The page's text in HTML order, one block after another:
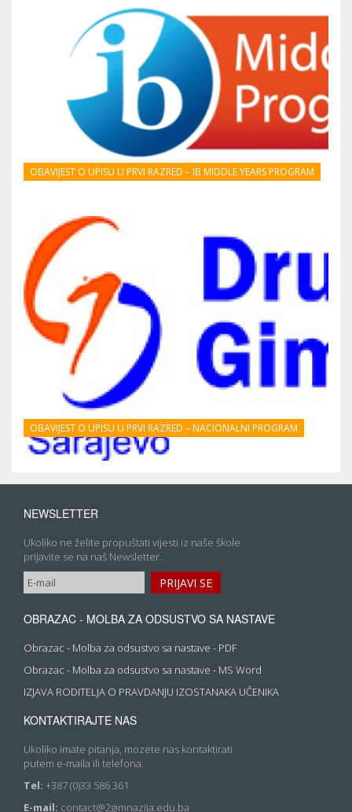
OBAVIJEST O UPISU U PRVI RAZRED – IB MIDDLE YEARS PROGRAM
OBAVIJEST O UPISU U PRVI RAZRED – NACIONALNI PROGRAM
NEWSLETTER
Ukoliko ne želite propuštati vijesti iz naše škole
prijavite se na naš Newsletter.
OBRAZAC - MOLBA ZA ODSUSTVO SA NASTAVE
Obrazac - Molba za odsustvo sa nastave - PDF
Obrazac - Molba za odsustvo sa nastave - MS Word
IZJAVA RODITELJA O PRAVDANJU IZOSTANAKA UČENIKA
KONTAKTIRAJTE NAS
Ukoliko imate pitanja, mozete nas kontaktirati
putem e-maila ili telefona.
Tel: +387 (0)33 586 361
E-mail: contact@2gimnazija.edu.ba